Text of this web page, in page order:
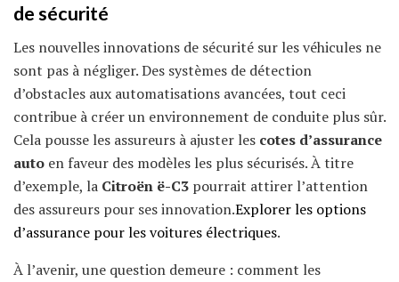
de sécurité
Les nouvelles innovations de sécurité sur les véhicules ne
sont pas à négliger. Des systèmes de détection
d’obstacles aux automatisations avancées, tout ceci
contribue à créer un environnement de conduite plus sûr.
Cela pousse les assureurs à ajuster les cotes d’assurance
auto en faveur des modèles les plus sécurisés. À titre
d’exemple, la Citroën ë-C3 pourrait attirer l’attention
des assureurs pour ses innovation.Explorer les options
d’assurance pour les voitures électriques.
À l’avenir, une question demeure : comment les